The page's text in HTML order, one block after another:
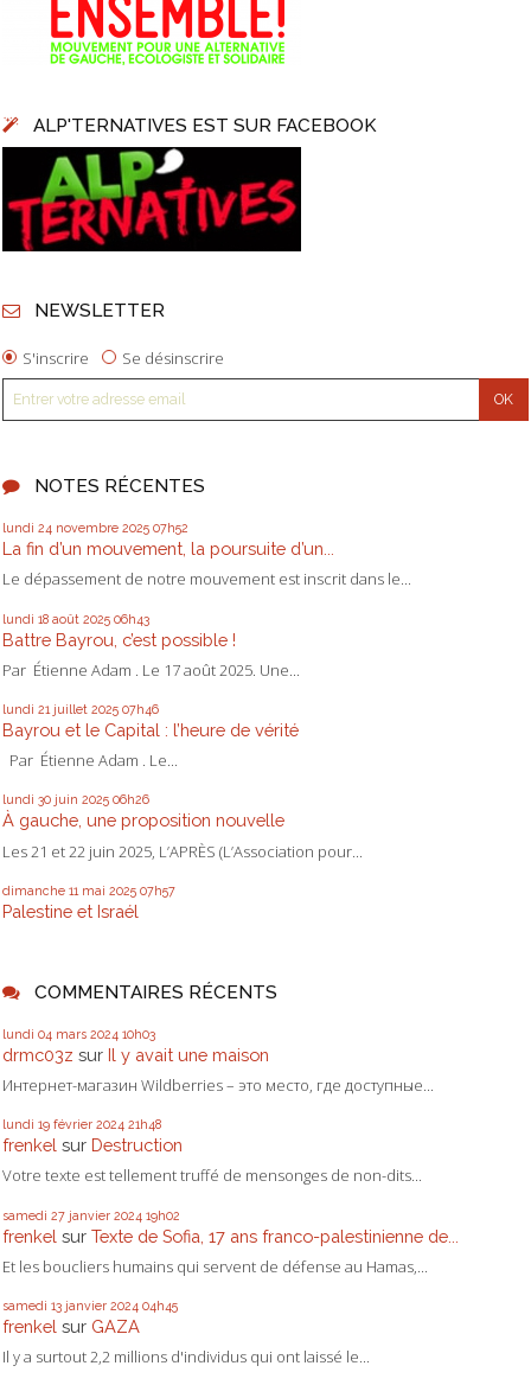
ALP'TERNATIVES EST SUR FACEBOOK
NEWSLETTER
S'inscrire Se désinscrire
NOTES RÉCENTES
lundi 24 novembre 2025 07h52
La fin d’un mouvement, la poursuite d’un...
Le dépassement de notre mouvement est inscrit dans le...
lundi 18 août 2025 06h43
Battre Bayrou, c’est possible !
Par Étienne Adam . Le 17 août 2025. Une...
lundi 21 juillet 2025 07h46
Bayrou et le Capital : l’heure de vérité
Par Étienne Adam . Le...
lundi 30 juin 2025 06h26
À gauche, une proposition nouvelle
Les 21 et 22 juin 2025, L’APRÈS (L’Association pour...
dimanche 11 mai 2025 07h57
Palestine et Israél
COMMENTAIRES RÉCENTS
lundi 04 mars 2024 10h03
drmc03z sur Il y avait une maison
Интернет-магазин Wildberries – это место, где доступные...
lundi 19 février 2024 21h48
frenkel sur Destruction
Votre texte est tellement truffé de mensonges de non-dits...
samedi 27 janvier 2024 19h02
frenkel sur Texte de Sofia, 17 ans franco-palestinienne de...
Et les boucliers humains qui servent de défense au Hamas,...
samedi 13 janvier 2024 04h45
frenkel sur GAZA
Il y a surtout 2,2 millions d'individus qui ont laissé le...